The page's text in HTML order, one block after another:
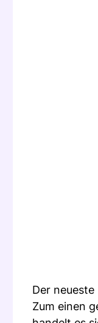
Der
Zum einen